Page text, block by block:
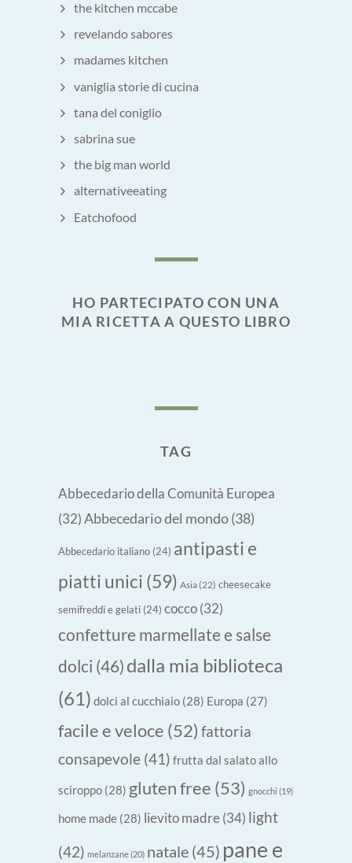
the kitchen mccabe
revelando sabores
madames kitchen
vaniglia storie di cucina
tana del coniglio
sabrina sue
the big man world
alternativeeating
Eatchofood
HO PARTECIPATO CON UNA
MIA RICETTA A QUESTO LIBRO
TAG
Abbecedario della Comunità Europea
(32) Abbecedario del mondo(38)
Abbecedario italiano (24) antipasti e
piatti unici (59) Asia(22) cheesecake
semifreddi e gelati (24) cocco (32)
confetture marmellate e salse
dolci (46) dalla mia biblioteca
(61) dolci al cucchiaio (28) Europa (27)
facile e veloce (52) fattoria
consapevole (41) frutta dal salato allo
sciroppo (28) gluten free (53) gnocchi (19)
home made (28) lievito madre(34) light
(42) melanzane(20) natale (45) pane e